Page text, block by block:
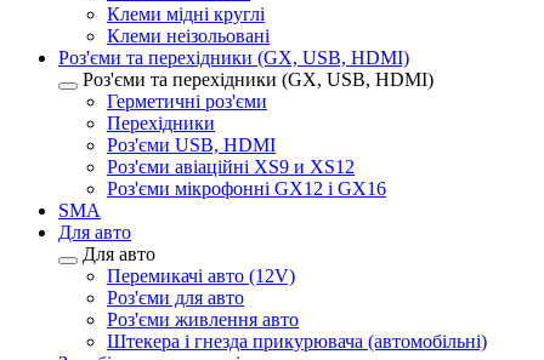
Клеми мідні круглі
Клеми неізольовані
Роз'єми та перехідники (GX, USB, HDMI)
Роз'єми та перехідники (GX, USB, HDMI)
Герметичні роз'єми
Перехідники
Роз'єми USB, HDMI
Роз'єми авіаційні XS9 и XS12
Роз'єми мікрофонні GX12 і GX16
SMA
Для авто
Для авто
Перемикачі авто (12V)
Роз'єми для авто
Роз'єми живлення авто
Штекера і гнезда прикурювача (автомобільні)